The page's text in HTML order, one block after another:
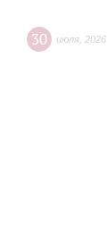
30 июля 2026